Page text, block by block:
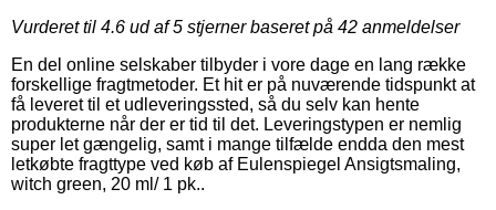
Vurderet til 4.6 ud af 5 stjerner baseret på 42 anmeldelser
En del online selskaber tilbyder i vore dage en lang række
forskellige fragtmetoder. Et hit er på nuværende tidspunkt at
få leveret til et udleveringssted, så du selv kan hente
produkterne når der er tid til det. Leveringstypen er nemlig
super let gængelig, samt i mange tilfælde endda den mest
letkøbte fragttype ved køb af Eulenspiegel Ansigtsmaling,
witch green, 20 ml/ 1 pk..